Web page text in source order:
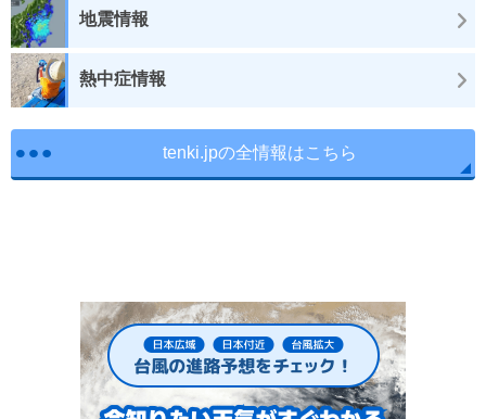
地震情報
熱中症情報
tenki.jpの全情報はこちら